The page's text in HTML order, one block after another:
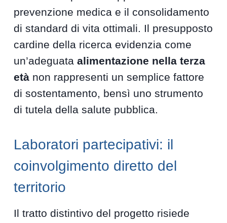
prevenzione medica e il consolidamento
di standard di vita ottimali. Il presupposto
cardine della ricerca evidenzia come
un’adeguataalimentazione nella terza
età non rappresenti un semplice fattore
di sostentamento, bensì uno strumento
di tutela della salute pubblica.
Laboratori partecipativi: il
coinvolgimento diretto del
territorio
Il tratto distintivo del progetto risiede